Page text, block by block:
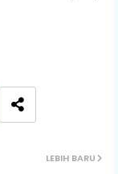
LEBIH BARU